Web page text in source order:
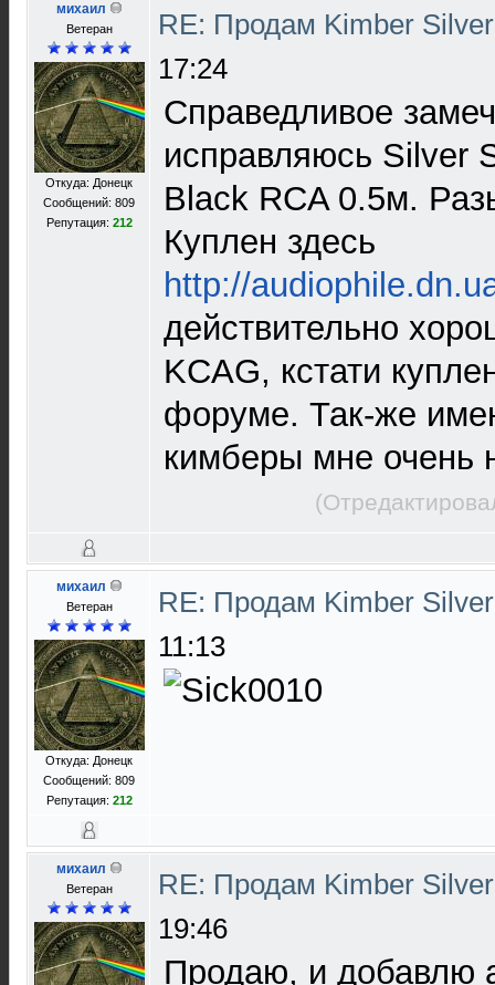
михаил
Ветеран
Откуда: Донецк
Сообщений: 809
Репутация: 212
RE: Продам Kimber
17:24
Справедливое
исправляюсь
Black RCA 0.5м.
Куплен здесь
http://
действительно
KCAG, кстати
форуме. Так-же
кимберы мне очень
михаил
Ветеран
Откуда: Донецк
Сообщений: 809
Репутация: 212
RE: Продам Kimber
11:13
михаил
Ветеран
RE: Продам Kimber
19:46
Продаю, и добавлю